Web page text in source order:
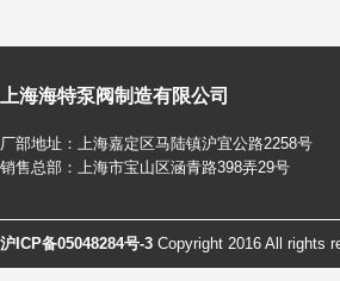
上海海特泵阀制造有限公司
厂部地址：上海嘉定区马陆镇沪宜公路2258号
销售总部：上海市宝山区涵青路398弄29号
沪ICP备05048284号-3 Copyright 2016 All rights